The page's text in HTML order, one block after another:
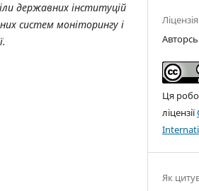
державних інституцій
систем моніторингу і
Ліцензія
Ця
ліцензії
Як